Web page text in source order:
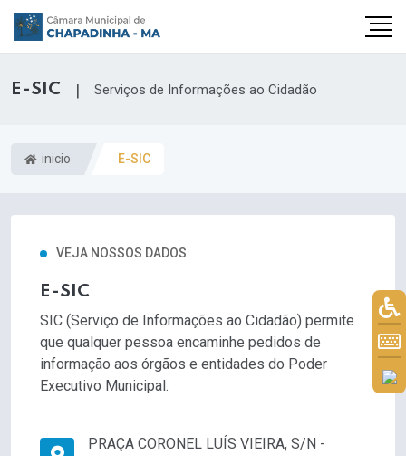
E-SIC | Serviços de Informações ao Cidadão
inicio E-SIC
VEJA NOSSOS DADOS
E-SIC
SIC (Serviço de Informações ao Cidadão) permite
que qualquer pessoa encaminhe pedidos de
informação aos órgãos e entidades do Poder
Executivo Municipal.
PRAÇA CORONEL LUÍS VIEIRA, S/N -